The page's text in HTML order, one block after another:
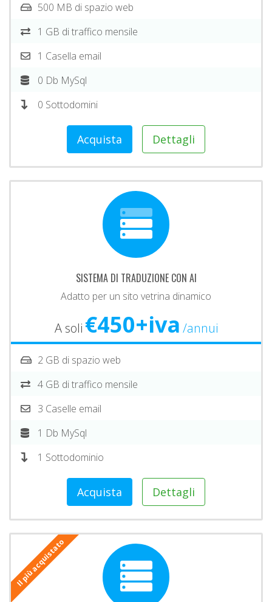
500 MB di spazio web
1 GB di traffico mensile
1 Casella email
0 Db MySql
0 Sottodomini
Acquista Dettagli
SISTEMA DI TRADUZIONE CON AI
Adatto per un sito vetrina dinamico
A soli €450+iva /annui
2 GB di spazio web
4 GB di traffico mensile
3 Caselle email
1 Db MySql
1 Sottodominio
Acquista Dettagli
Il più acquistato